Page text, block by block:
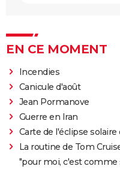
EN CE MOMENT
Incendies
Canicule d'août
Jean Pormanove
Guerre en Iran
Carte de l'éclipse solaire
La routine de Tom
"pour moi, c'est comme